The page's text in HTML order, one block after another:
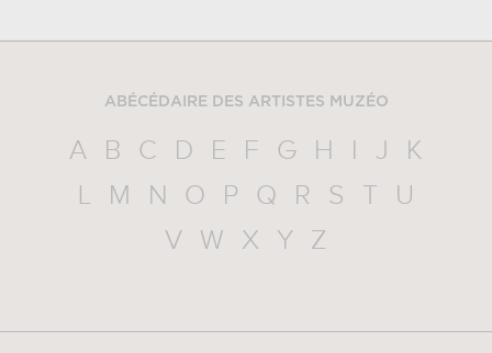
ABÉCÉDAIRE DES ARTISTES MUZÉO
A B C D E F G H I J
K
L
M N O P Q R S T
U
V
W X Y Z